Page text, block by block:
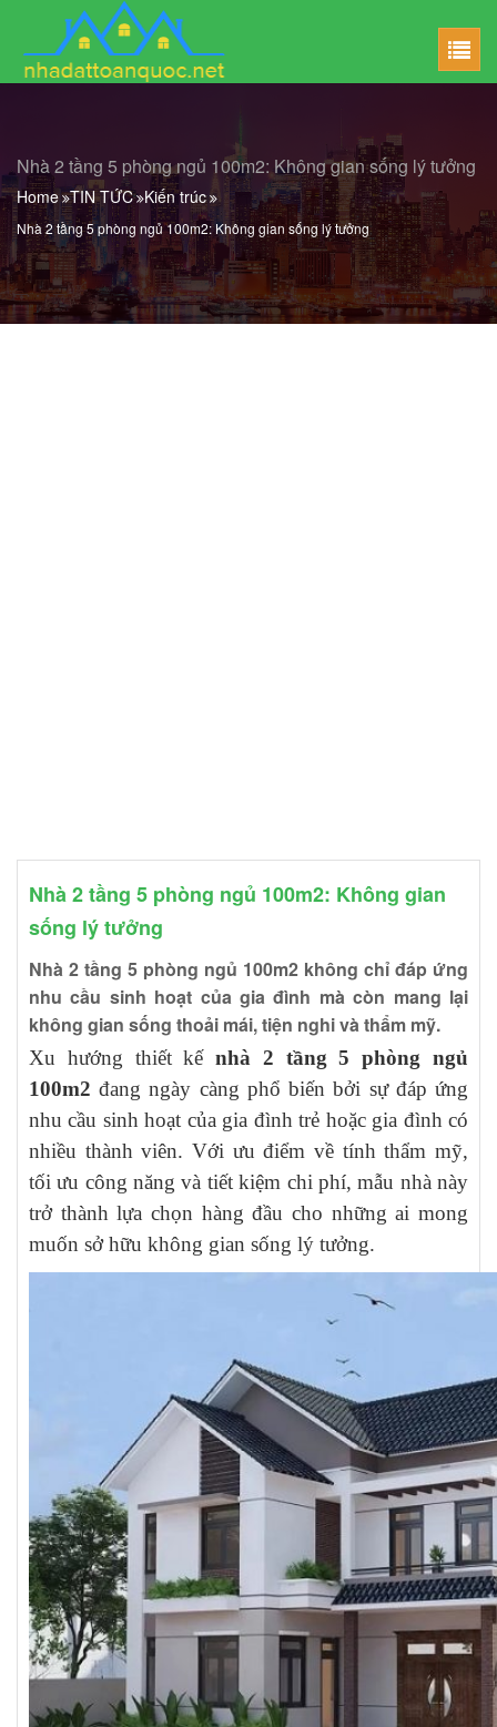
Nhà 2 tầng 5 phòng ngủ 100m2: Không gian sống lý tưởng
Home TIN TỨC Kiến trúc
Nhà 2 tầng 5 phòng ngủ 100m2: Không gian sống lý tưởng
Nhà 2 tầng 5 phòng ngủ 100m2: Không gian
sống lý tưởng
Nhà 2 tầng 5 phòng ngủ 100m2 không chỉ đáp ứng
nhu cầu sinh hoạt của gia đình mà còn mang lại
không gian sống thoải mái, tiện nghi và thẩm mỹ.
Xu hướng thiết kếnhà 2 tầng 5 phòng ngủ
100m2 đang ngày càng phổ biến bởi sự đáp ứng
nhu cầu sinh hoạt của gia đình trẻ hoặc gia đình có
nhiều thành viên. Với ưu điểm về tính thẩm mỹ,
tối ưu công năng và tiết kiệm chi phí, mẫu nhà này
trở thành lựa chọn hàng đầu cho những ai mong
muốn sở hữu không gian sống lý tưởng.